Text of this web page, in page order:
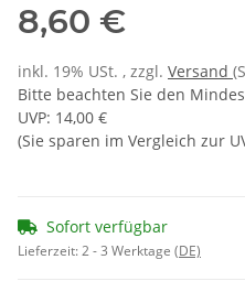
8,60 €
inkl. 19% USt. , zzgl. Versand
Bitte beachten Sie den
UVP: 14,00 €
(Sie sparen im Vergleich zur
Sofort verfügbar
Lieferzeit:2 - 3 Werktage (DE)